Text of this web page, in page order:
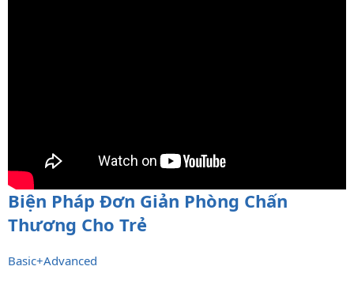
Biện Pháp Đơn Giản Phòng Chấn
Thương Cho Trẻ
Basic+Advanced